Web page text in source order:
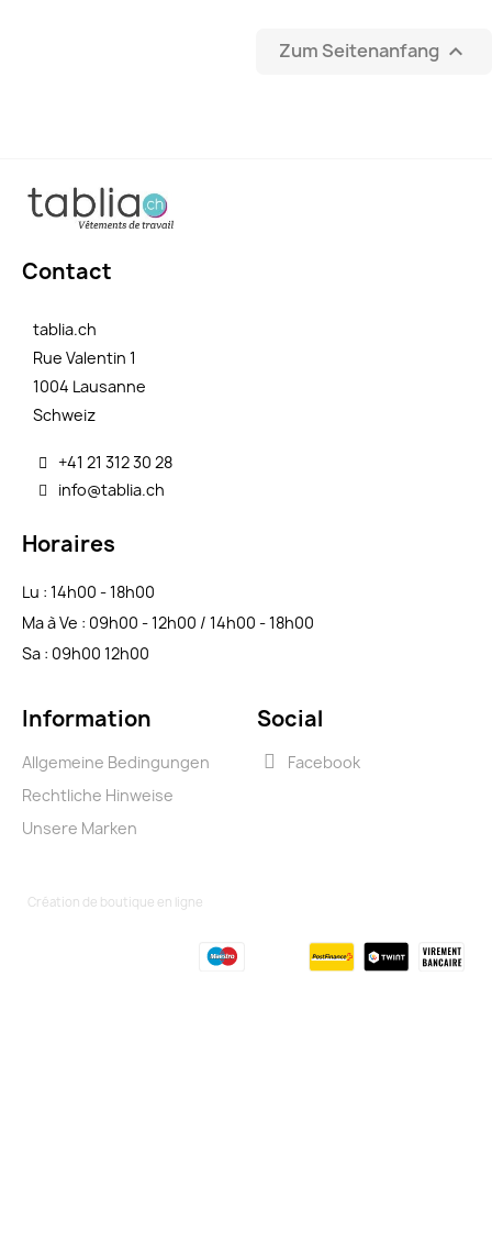
Zum Seitenanfang 
Contact
tablia.ch
Rue Valentin 1
1004 Lausanne
Schweiz
+41 21 312 30 28
info@tablia.ch
Horaires
Lu : 14h00 - 18h00
Ma à Ve : 09h00 - 12h00 / 14h00 - 18h00
Sa : 09h00 12h00
Information
Allgemeine Bedingungen
Rechtliche Hinweise
Unsere Marken
Social
Facebook
Création de boutique en ligne